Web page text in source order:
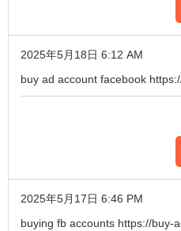
2025年5月18日 6:12 AM
buy ad account facebook
2025年5月17日 6:46 PM
buying fb accounts https://buy-